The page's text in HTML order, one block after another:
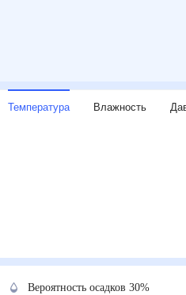
Температура Влажность
Вероятность осадков 30%